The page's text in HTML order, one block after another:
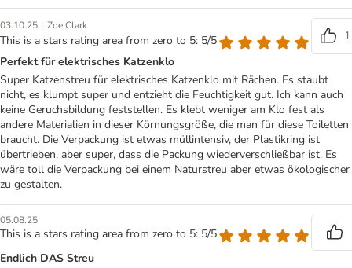
03.10.25 | Zoe Clark
This is a stars rating area from zero to 5: 5/5
1
Perfekt für elektrisches Katzenklo
Super Katzenstreu für elektrisches Katzenklo mit Rächen. Es staubt
nicht, es klumpt super und entzieht die Feuchtigkeit gut. Ich kann auch
keine Geruchsbildung feststellen. Es klebt weniger am Klo fest als
andere Materialien in dieser Körnungsgröße, die man für diese Toiletten
braucht. Die Verpackung ist etwas müllintensiv, der Plastikring ist
übertrieben, aber super, dass die Packung wiederverschließbar ist. Es
wäre toll die Verpackung bei einem Naturstreu aber etwas ökologischer
zu gestalten.
05.08.25
This is a stars rating area from zero to 5: 5/5
Endlich DAS Streu